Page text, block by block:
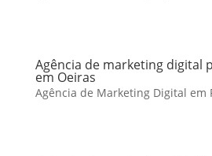
Agência de marketing digital
em Oeiras
Agência de Marketing Digital em